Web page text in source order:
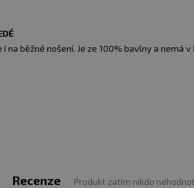
na běžné nošení. Je ze 100% bavlny a nemá
Recenze Produkt zatím nikdo